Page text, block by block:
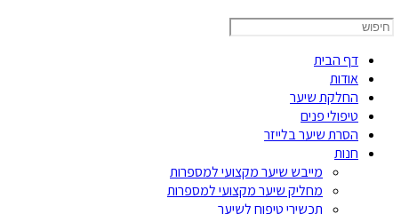
דף הבית
אודות
החלקת שיער
טיפולי פנים
הסרת שיער בלייזר
חנות
מייבש שיער מקצועי למספרות
מחליק שיער מקצועי למספרות
תכשירי טיפוח לשיער